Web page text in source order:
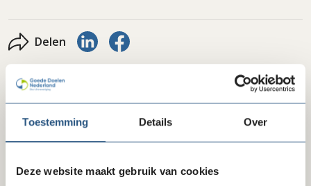
Toestemming Details Over
Deze website maakt gebruik van cookies
Delen Delen via LinkedIn
Delen via Facebook
Laatste nieuws